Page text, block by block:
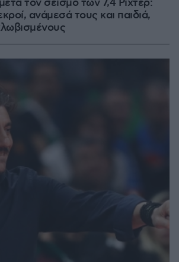
τον σεισμό των 7,4 Ρίχτερ:
ανάμεσά τους και παιδιά,